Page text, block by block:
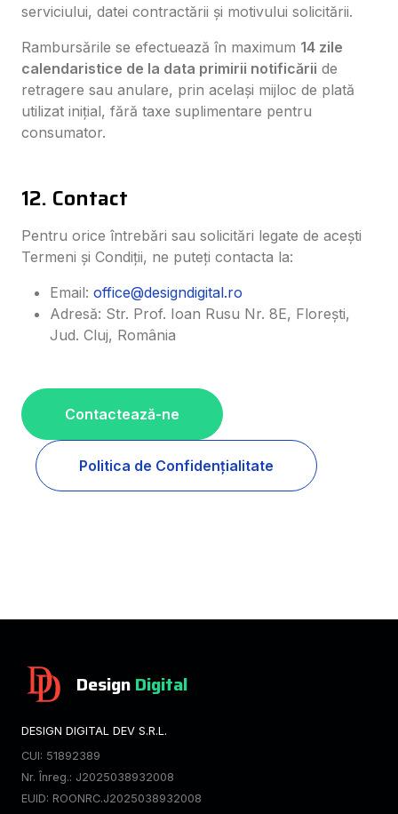
serviciului, datei contractării și motivului solicitării.
Rambursările se efectuează în maximum 14 zile
calendaristice de la data primirii notificării de
retragere sau anulare, prin același mijloc de plată
utilizat inițial, fără taxe suplimentare pentru
consumator.
12. Contact
Pentru orice întrebări sau solicitări legate de acești
Termeni și Condiții, ne puteți contacta la:
Email: office@designdigital.ro
Adresă: Str. Prof. Ioan Rusu Nr. 8E, Florești,
Jud. Cluj, România
Contactează-ne
Politica de Confidențialitate
DesignDigital
DESIGN DIGITAL DEV S.R.L.
CUI: 51892389
Nr. Înreg.: J2025038932008
EUID: ROONRC.J2025038932008